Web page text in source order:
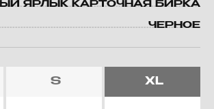
ЯРЛЫК КАРТОЧНАЯ БИРКА
ЧЕРНОЕ
S XL